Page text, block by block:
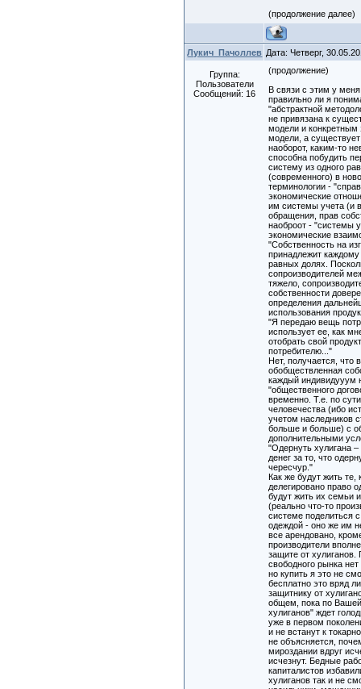
(продолжение далее)
Лукич_Пачоллев Дата: Четверг,
Группа:
Пользователи
Сообщений: 16
(продолжение)
В связи с этим у
правильно ли я
"абстрактной
не привязана к
модели и конкретным
модели, а
наоборот, каким-то
способна побудить
систему из одного
(современного) в
терминологии -
экономические
им системы учета (и
обращения, прав
наоброот - "системы
экономические
"Собственность на
принадлежит
равных долях.
сопроизводителей
тяжело,
собственности
определения
использования
"Я передаю вещь
использует ее, как
отобрать свой
потребителю..."
Нет, получается, что
обобществленная
каждый индивидууум
"общественного
временно. Т.е. по
человечества (ибо
учетом наследников
больше и больше) с
дополнительными
"Одернуть хулигана
денег за то, что
чересчур."
Как же будут жить
делегировано право
будут жить их семьи
(реально что-то
системе поделиться
одеждой - оно же им
все арендовано,
производители
защите от хулиганов.
свободного рынка
но купить я это не
бесплатно это вряд
защитнику от
общем, пока по
хулиганов" ждет
уже в первом
и не встанут к
не объясняется,
мироздании вдруг
исчезнут. Бедные
капиталистов
хулиганов так и не